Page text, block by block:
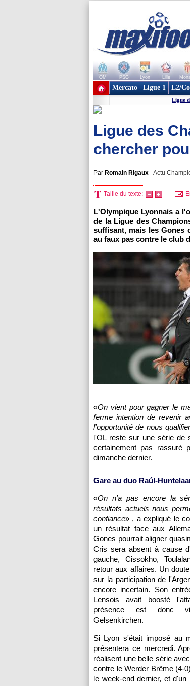
OM PSG Lyon Lille
+ de clubs
Mercato Ligue 1 L2/
Ligue
Ligue des
chercher
Par Romain Rigaux -Actu
Taille du texte:
L'Olympique Lyonnais a
de la Ligue des
suffisant, mais les Gones
au faux pas contre le club
«On vient pour gagner le
ferme intention de revenir
l'opportunité de nous
l'OLreste sur une série de
certainement pas rassuré
dimanche dernier.
Gare au duo Raúl-
«On n'a pas encore la
résultats actuels nous
confiance» , a expliqué le
un résultat face aux
Gones pourrait aligner
Cris sera absent à cause
gauche, Cissokho,
retour aux affaires. Un
sur la participation de
encore incertain. Son
Lensois avait boosté
présence est donc
Gelsenkirchen.
Si Lyon s'était imposé au
présentera ce mercredi.
réalisent une belle série
contre le Werder Brême (4-
le week-end dernier, et